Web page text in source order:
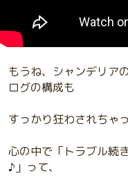
もうね、シャンデリア
ログの構成も
すっかり狂わされちゃっ
心の中で「トラブル続
♪」って、